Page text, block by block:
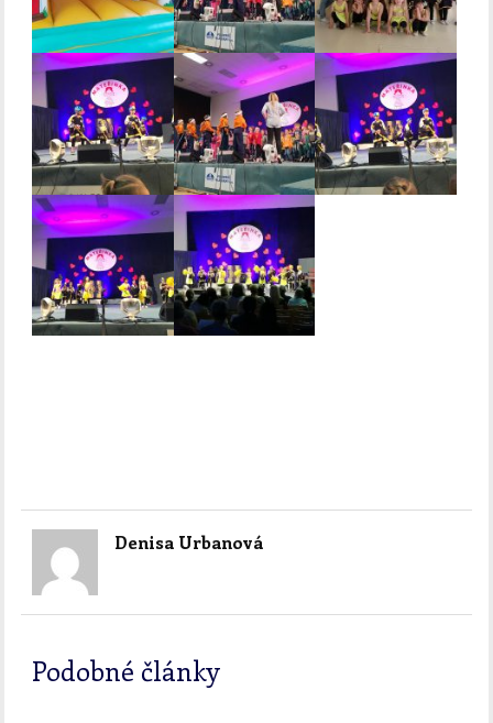
Denisa Urbanová
Podobné články